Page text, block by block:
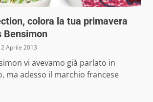
colora la tua primavera
Bensimon
Aprile 2013
vi avevamo già parlato in
ma adesso il marchio francese